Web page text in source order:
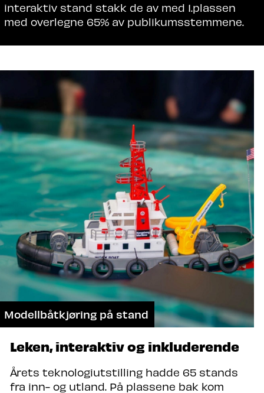
interaktiv stand stakk de av med 1.plassen
med overlegne 65% av publikumsstemmene.
Modellbåtkjøring på stand
Leken, interaktiv og inkluderende
Årets teknologiutstilling hadde 65 stands
fra inn- og utland. På plassene bak kom